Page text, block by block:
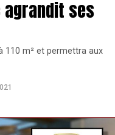
agrandit ses
110 m² et permettra aux